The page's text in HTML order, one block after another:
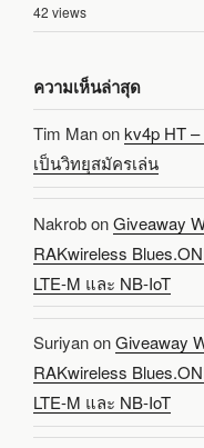
42 views
ความเห็นล่าสุด
Tim Manonkv4p HT
เป็นวิทยุสมัครเล่น
NakrobonGiveaway
RAKwireless
LTE-M และ NB-IoT
SuriyanonGiveaway
RAKwireless
LTE-M และ NB-IoT